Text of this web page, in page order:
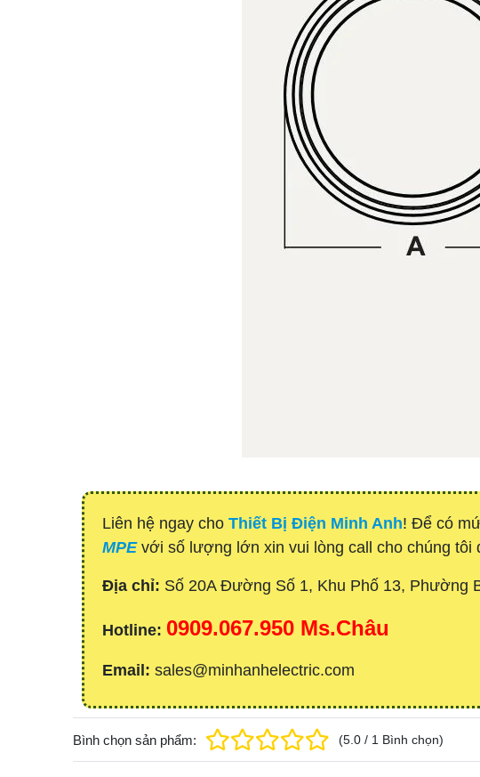
Liên hệ ngay cho Thiết Bị Điện Minh Anh! Để có
MPEvới số lượng lớn xin vui lòng call cho chúng tôi
Địa chỉ: Số 20A Đường Số 1, Khu Phố 13, Phường
Hotline: 0909.067.950 Ms.Châu
Email: sales@minhanhelectric.com
Bình chọn sản phẩm: (5.0 / 1 Bình chọn)